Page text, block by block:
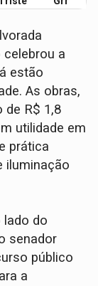
celebrou a
estão
As obras,
de R$ 1,8
utilidade em
prática
iluminação
lado do
senador
público
a